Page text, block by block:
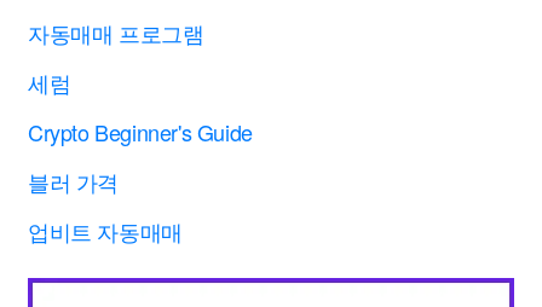
자동매매 프로그램
세럼
Crypto Beginner's Guide
블러 가격
업비트 자동매매